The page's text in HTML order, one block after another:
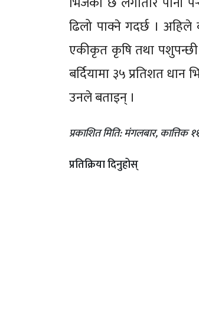
ढिलो पाक्ने गदर्छ ।
एकीकृत कृषि तथा पशुपन्छी
बर्दियामा ३५ प्रतिशत
उनले बताइन् ।
प्रकाशित मिति: मंगलबार, कात्तिक
प्रतिक्रिया दिनुहोस्